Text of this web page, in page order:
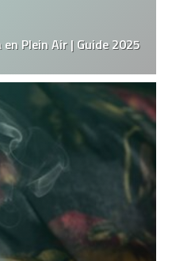
Plein Air | Guide 2025